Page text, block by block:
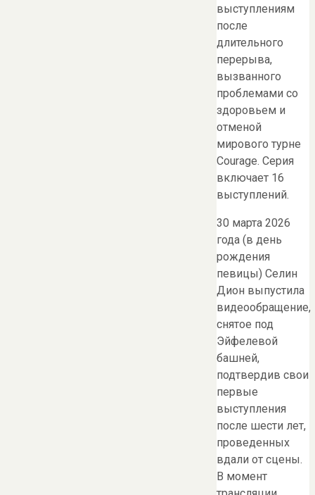
выступлениям
после
длительного
перерыва,
вызванного
проблемами со
здоровьем и
отменой
мирового турне
Courage. Серия
включает 16
выступлений.
30 марта 2026
года (в день
рождения
певицы) Селин
Дион выпустила
видеообращение,
снятое под
Эйфелевой
башней,
подтвердив свои
первые
выступления
после шести лет,
проведенных
вдали от сцены.
В момент